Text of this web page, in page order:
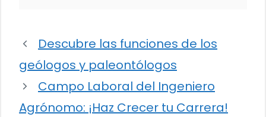
Descubre las funciones de los
geólogos y paleontólogos
Campo Laboral del Ingeniero
Agrónomo: ¡Haz Crecer tu Carrera!